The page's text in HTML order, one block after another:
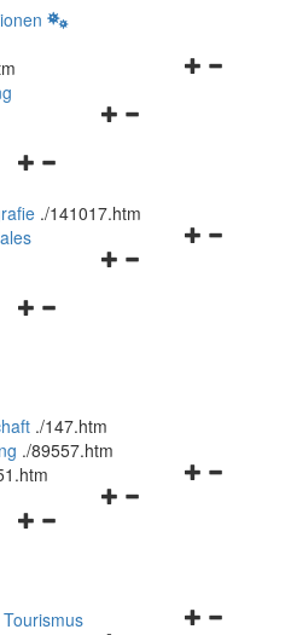
Navigationsmenü
Navigationsmenü
und
schließen
./141017.htm
Navigationsmenü
Navigationsmenü
./147.htm
./89557.htm
Navigationsmenü
Navigationsmenü